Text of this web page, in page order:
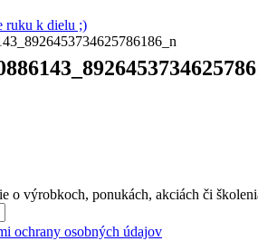
ruku k dielu ;)
o výrobkoch, ponukách, akciách či
ochrany osobných údajov